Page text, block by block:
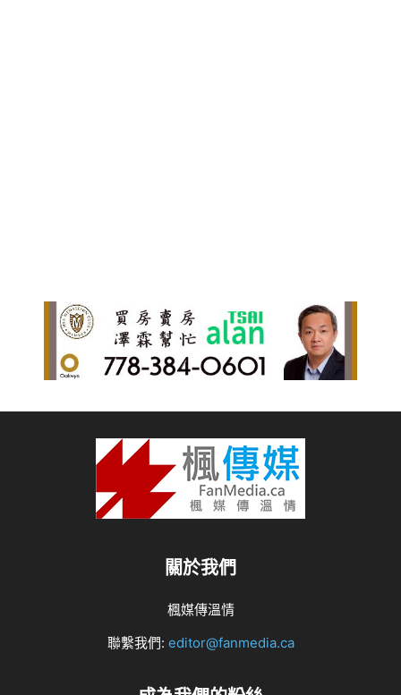
關於我們
楓媒傳溫情
聯繫我們: editor@fanmedia.ca